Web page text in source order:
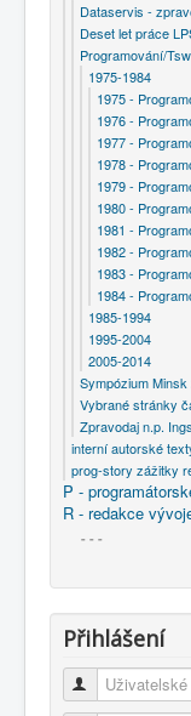
Dataservis -
Deset let práce
Programování/
1975-1984
1975 -
1976 -
1977 -
1978 -
1979 -
1980 -
1981 -
1982 -
1983 -
1984 -
1985-1994
1995-2004
2005-2014
Sympózium
Vybrané stránky
Zpravodaj n.p.
interní autorské
prog-story zážitky
P -
R - redakce
- - -
Přihlášení
Uživatelské